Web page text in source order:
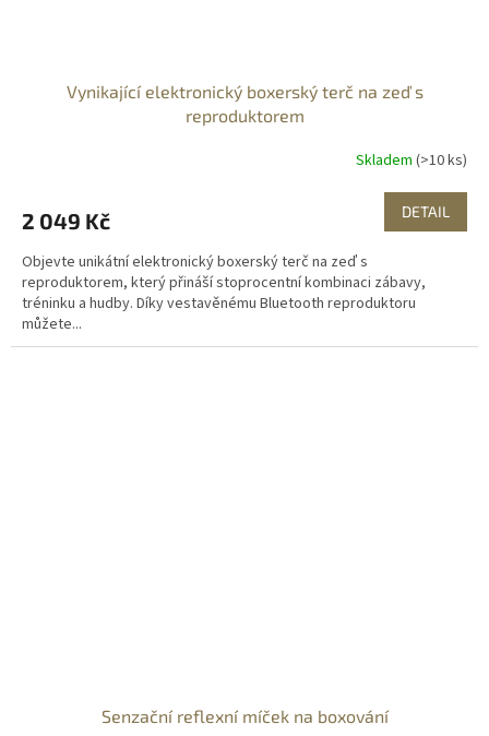
Vynikající elektronický boxerský terč na zeď s
reproduktorem
Skladem (>10 ks)
2 049 Kč DETAIL
Objevte unikátní elektronický boxerský terč na zeď s
reproduktorem, který přináší stoprocentní kombinaci zábavy,
tréninku a hudby. Díky vestavěnému Bluetooth reproduktoru
můžete...
Senzační reflexní míček na boxování